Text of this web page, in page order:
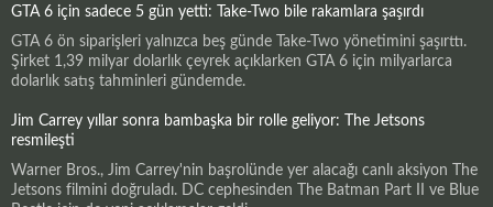
GTA 6 için sadece 5 gün yetti: Take-Two bile rakamlara şaşırdı
GTA 6 ön siparişleri yalnızca beş günde Take-Two yönetimini şaşırttı.
Şirket 1,39 milyar dolarlık çeyrek açıklarken GTA 6 için milyarlarca
dolarlık satış tahminleri gündemde.
Jim Carrey yıllar sonra bambaşka bir rolle geliyor: The Jetsons
resmileşti
Warner Bros., Jim Carrey'nin başrolünde yer alacağı canlı aksiyon The
Jetsons filmini doğruladı. DC cephesinden The Batman Part II ve Blue